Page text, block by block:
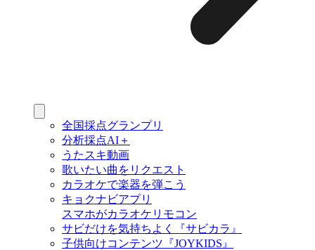
全国採点グランプリ
分析採点AI＋
うたスキ動画
歌いたい曲をリクエスト
カラオケで楽器を弾こう
キョクナビアプリ
スマホがカラオケリモコン
サビだけを気持ちよく『サビカラ』
子供向けコンテンツ『JOYKIDS』